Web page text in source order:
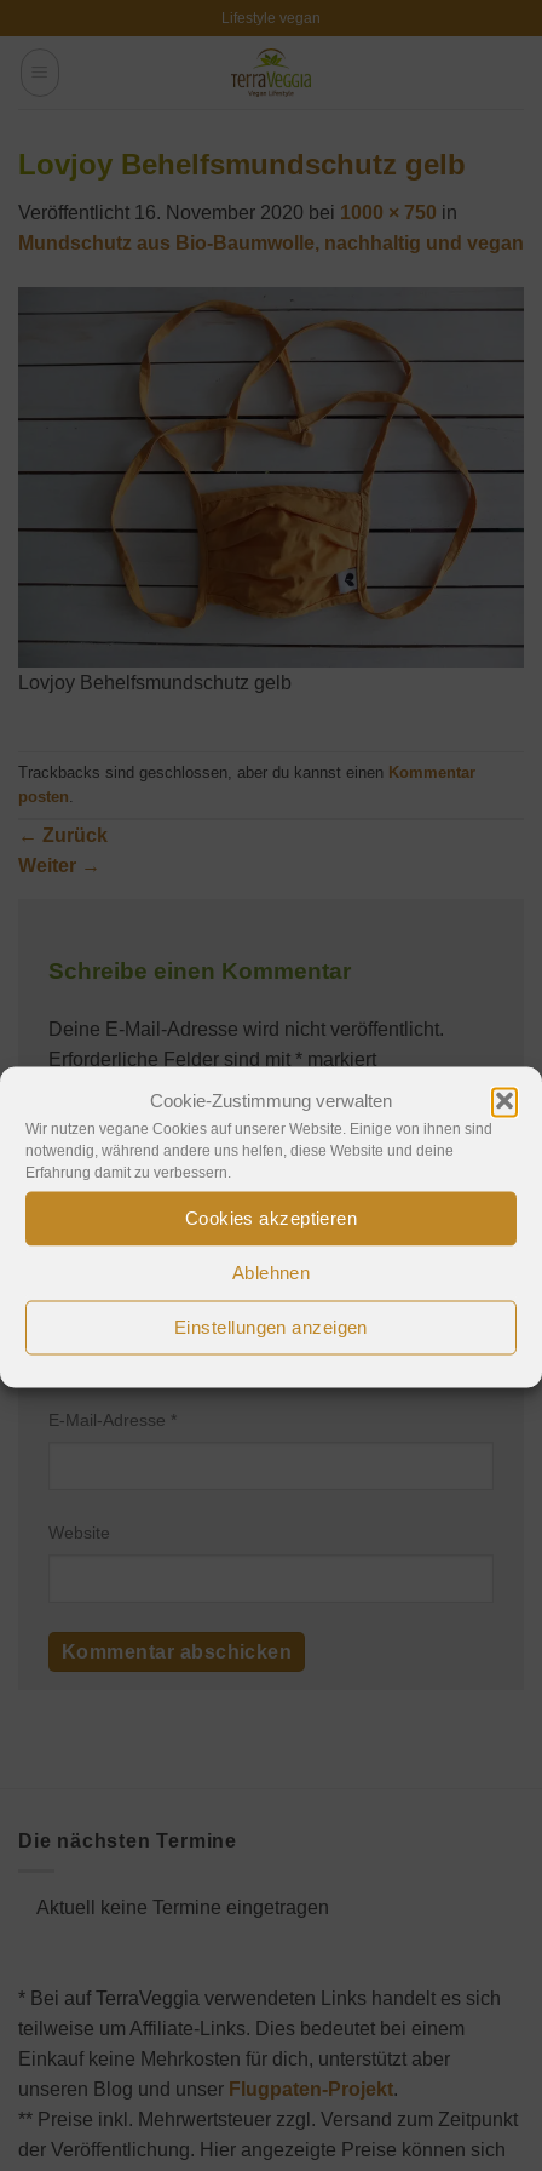
Cookie-Zustimmung verwalten
Wir nutzen vegane Cookies auf unserer Website. Einige von ihnen sind
notwendig, während andere uns helfen, diese Website und deine
Erfahrung damit zu verbessern.
Cookies akzeptieren
Ablehnen
Einstellungen anzeigen
Lifestyle vegan
Lovjoy Behelfsmundschutz gelb
Veröffentlicht 16. November 2020 bei 1000 × 750 in
Mundschutz aus Bio-Baumwolle, nachhaltig und vegan
Lovjoy Behelfsmundschutz gelb
Trackbacks sind geschlossen, aber du kannst einen Kommentar
posten
← Zurück
Weiter →
Schreibe einen Kommentar
Deine E-Mail-Adresse wird nicht veröffentlicht.
Erforderliche Felder sind mit * markiert
Name*
E-Mail-Adresse *
Website
Die nächsten Termine
Aktuell keine Termine eingetragen
* Bei auf TerraVeggia verwendeten Links handelt es sich
teilweise um Affiliate-Links. Dies bedeutet bei einem
Einkauf keine Mehrkosten für dich, unterstützt aber
unseren Blog und unser Flugpaten-Projekt.
** Preise inkl. Mehrwertsteuer zzgl. Versand zum Zeitpunkt
der Veröffentlichung. Hier angezeigte Preise können sich